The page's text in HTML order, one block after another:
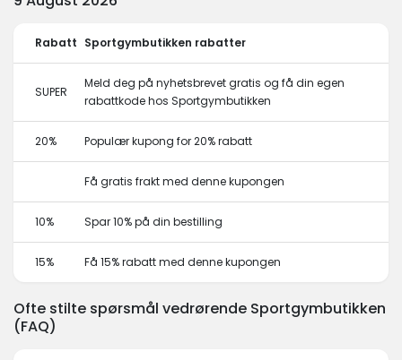
Rabatt Sportgymbutikken rabatter
SUPER
Meld deg på nyhetsbrevet gratis og få din egen
rabattkode hos Sportgymbutikken
20% Populær kupong for 20% rabatt
Få gratis frakt med denne kupongen
10% Spar 10% på din bestilling
15% Få 15% rabatt med denne kupongen
Ofte stilte spørsmål vedrørende Sportgymbutikken
(FAQ)